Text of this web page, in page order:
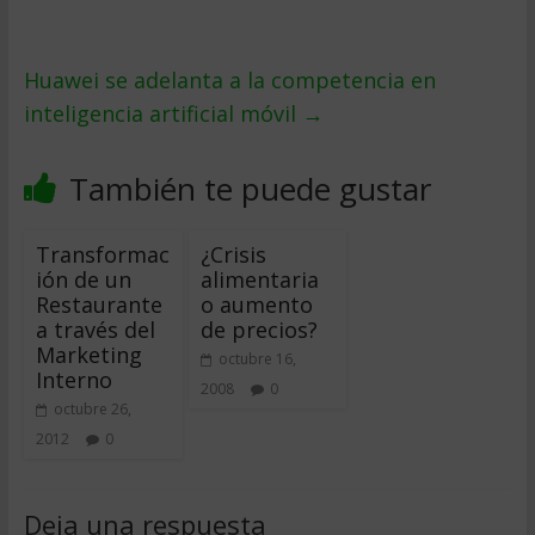
Huawei se adelanta a la competencia en
inteligencia artificial móvil →
También te puede gustar
Transformac
ión de un
Restaurante
a través del
Marketing
Interno
octubre 26,
2012
0
¿Crisis
alimentaria
o aumento
de precios?
octubre 16,
2008
0
Deja una respuesta